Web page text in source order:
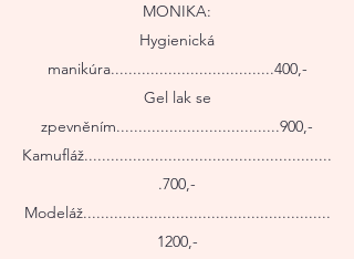
MONIKA:
Hygienická
manikúra.....................................400,-
Gel lak se
zpevněním.....................................900,-
Kamufláž........................................................
.700,-
Modeláž........................................................
1200,-